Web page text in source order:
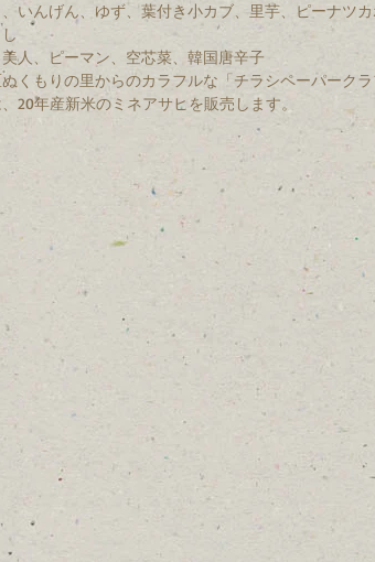
いんげん、ゆず、葉付き小カブ、里芋、ピーナツ
人、ピーマン、空芯菜、韓国唐辛子
くもりの里からのカラフルな「チラシペーパークラ
20年産新米のミネアサヒを販売します。